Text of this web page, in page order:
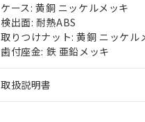
ケース: 黄銅 ニッケルメッキ
検出面: 耐熱ABS
取りつけナット: 黄銅 ニッケル
歯付座金: 鉄 亜鉛メッキ
取扱説明書